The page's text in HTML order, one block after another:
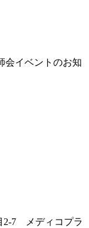
会イベントのお知
2-7 メディコプラ